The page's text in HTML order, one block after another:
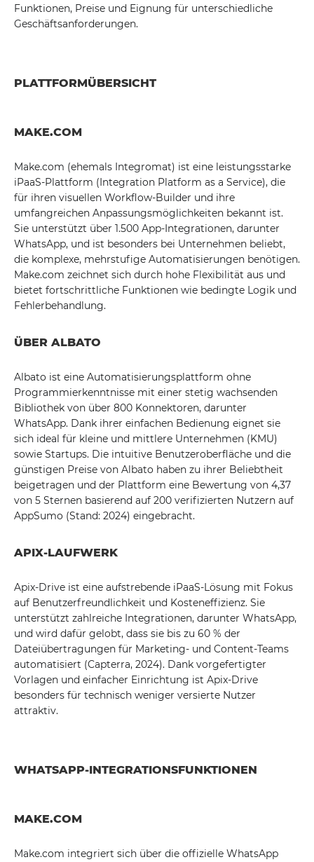
Funktionen, Preise und Eignung für unterschiedliche
Geschäftsanforderungen.
PLATTFORMÜBERSICHT
MAKE.COM
Make.com (ehemals Integromat) ist eine leistungsstarke
iPaaS-Plattform (Integration Platform as a Service), die
für ihren visuellen Workflow-Builder und ihre
umfangreichen Anpassungsmöglichkeiten bekannt ist.
Sie unterstützt über 1.500 App-Integrationen, darunter
WhatsApp, und ist besonders bei Unternehmen beliebt,
die komplexe, mehrstufige Automatisierungen benötigen.
Make.com zeichnet sich durch hohe Flexibilität aus und
bietet fortschrittliche Funktionen wie bedingte Logik und
Fehlerbehandlung.
ÜBER ALBATO
Albato ist eine Automatisierungsplattform ohne
Programmierkenntnisse mit einer stetig wachsenden
Bibliothek von über 800 Konnektoren, darunter
WhatsApp. Dank ihrer einfachen Bedienung eignet sie
sich ideal für kleine und mittlere Unternehmen (KMU)
sowie Startups. Die intuitive Benutzeroberfläche und die
günstigen Preise von Albato haben zu ihrer Beliebtheit
beigetragen und der Plattform eine Bewertung von 4,37
von 5 Sternen basierend auf 200 verifizierten Nutzern auf
AppSumo (Stand: 2024) eingebracht.
APIX-LAUFWERK
Apix-Drive ist eine aufstrebende iPaaS-Lösung mit Fokus
auf Benutzerfreundlichkeit und Kosteneffizienz. Sie
unterstützt zahlreiche Integrationen, darunter WhatsApp,
und wird dafür gelobt, dass sie bis zu 60 % der
Dateiübertragungen für Marketing- und Content-Teams
automatisiert (Capterra, 2024). Dank vorgefertigter
Vorlagen und einfacher Einrichtung ist Apix-Drive
besonders für technisch weniger versierte Nutzer
attraktiv.
WHATSAPP-INTEGRATIONSFUNKTIONEN
MAKE.COM
Make.com integriert sich über die offizielle WhatsApp